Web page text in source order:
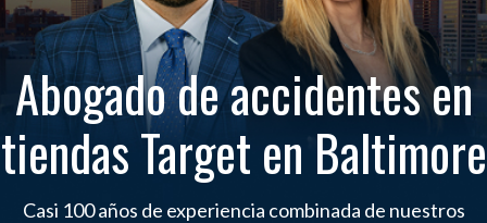
Abogado de accidentes en
tiendas Target en Baltimore
Casi 100 años de experiencia combinada de nuestros